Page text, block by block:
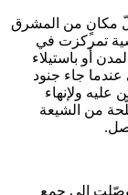
مكانٍ من المشرق
تمركزت في
أو باستيلاء
جاء جنود
عليه ولإنهاء
من الشيعة
إلى جمع